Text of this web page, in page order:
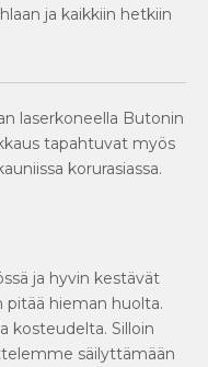
ja kaikkiin hetkiin
laserkoneella Butonin
tapahtuvat myös
korurasiassa.
ja hyvin kestävät
pitää hieman huolta.
kosteudelta. Silloin
säilyttämään